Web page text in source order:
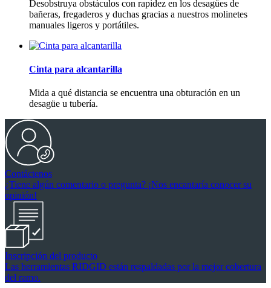
Desobstruya obstáculos con rapidez en los desagües de
bañeras, fregaderos y duchas gracias a nuestros molinetes
manuales ligeros y portátiles.
Cinta para alcantarilla
Mida a qué distancia se encuentra una obturación en un
desagüe u tubería.
Contáctenos
¿Tiene algún comentario o pregunta? ¡Nos encantaría conocer su
opinión!
Inscripción del producto
Las herramientas RIDGID están respaldadas por la mejor cobertura
del ramo.